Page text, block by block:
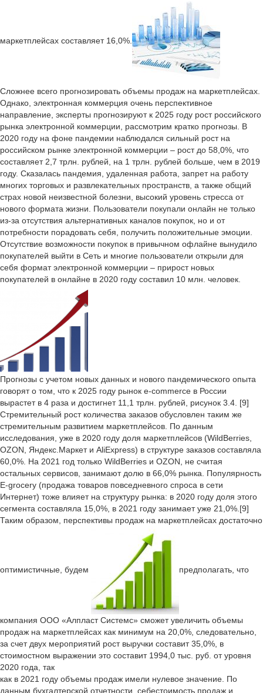
маркетплейсах составляет 16,0%.
Сложнее всего прогнозировать объемы продаж на маркетплейсах.
Однако, электронная коммерция очень перспективное
направление, эксперты прогнозируют к 2025 году рост российского
рынка электронной коммерции, рассмотрим кратко прогнозы. В
2020 году на фоне пандемии наблюдался сильный рост на
российском рынке электронной коммерции – рост до 58,0%, что
составляет 2,7 трлн. рублей, на 1 трлн. рублей больше, чем в 2019
году. Сказалась пандемия, удаленная работа, запрет на работу
многих торговых и развлекательных пространств, а также общий
страх новой неизвестной болезни, высокий уровень стресса от
нового формата жизни. Пользователи покупали онлайн не только
из-за отсутствия альтернативных каналов покупок, но и от
потребности порадовать себя, получить положительные эмоции.
Отсутствие возможности покупок в привычном офлайне вынудило
покупателей выйти в Сеть и многие пользователи открыли для
себя формат электронной коммерции – прирост новых
покупателей в онлайне в 2020 году составил 10 млн. человек.
Прогнозы с учетом новых данных и нового пандемического опыта
говорят о том, что к 2025 году рынок e-commerce в России
вырастет в 4 раза и достигнет 11,1 трлн. рублей, рисунок 3.4. [9]
Стремительный рост количества заказов обусловлен таким же
стремительным развитием маркетплейсов. По данным
исследования, уже в 2020 году доля маркетплейсов (WildBerries,
OZON, Яндекс.Маркет и AliExpress) в структуре заказов составляла
60,0%. На 2021 год только WildBerries и OZON, не считая
остальных сервисов, занимают долю в 66,0% рынка. Популярность
E-grocery (продажа товаров повседневного спроса в сети
Интернет) тоже влияет на структуру рынка: в 2020 году доля этого
сегмента составляла 15,0%, в 2021 году занимает уже 21,0%.[9]
Таким образом, перспективы продаж на маркетплейсах достаточно
оптимистичные, будем предполагать, что
компания ООО «Алпласт Системс» сможет увеличить объемы
продаж на маркетплейсах как минимум на 20,0%, следовательно,
за счет двух мероприятий рост выручки составит 35,0%, в
стоимостном выражении это составит 1994,0 тыс. руб. от уровня
2020 года, так
как в 2021 году объемы продаж имели нулевое значение. По
данным бухгалтерской отчетности, себестоимость продаж и